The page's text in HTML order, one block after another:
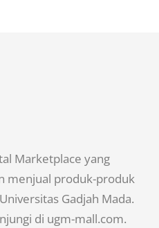
Marketplace yang
menjual produk-produk
Gadjah Mada.
di ugm-mall.com.